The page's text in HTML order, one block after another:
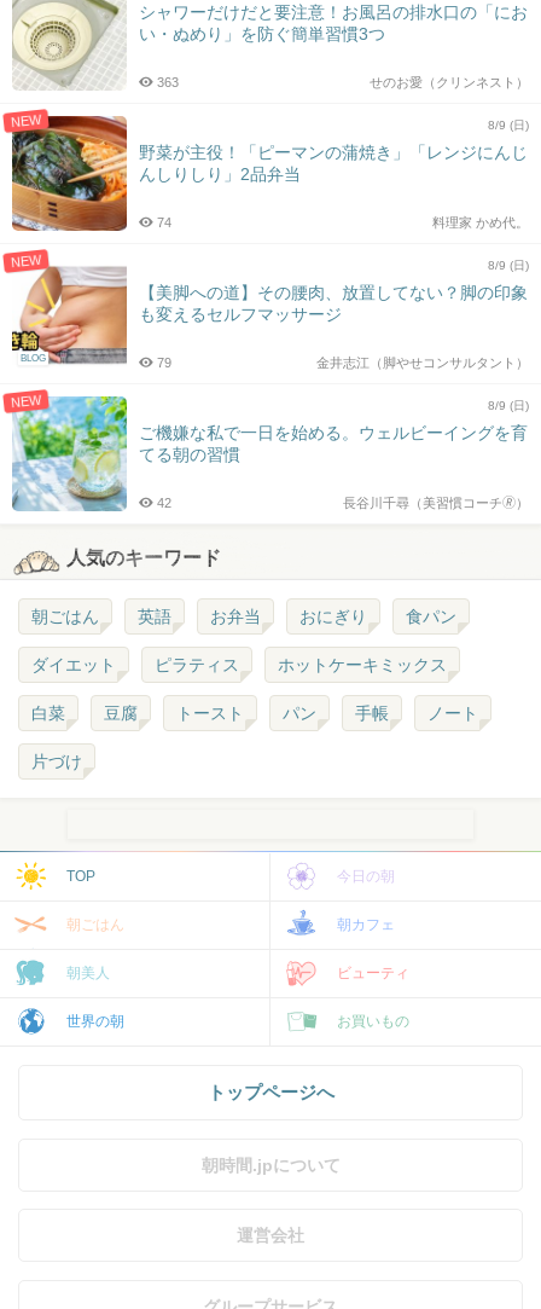
シャワーだけだと要注意！お風呂の排水口の「にお
い・ぬめり」を防ぐ簡単習慣3つ
せのお愛（クリンネスト）
363
NEW 8/9 (日)
野菜が主役！「ピーマンの蒲焼き」「レンジにんじ
んしりしり」2品弁当
料理家 かめ代。
74
NEW
BLOG
8/9 (日)
【美脚への道】その腰肉、放置してない？脚の印象
も変えるセルフマッサージ
金井志江（脚やせコンサルタント）
79
NEW 8/9 (日)
ご機嫌な私で一日を始める。ウェルビーイングを育
てる朝の習慣
長谷川千尋（美習慣コーチ🄬）
42
人気のキーワード
朝ごはん 英語 お弁当 おにぎり 食パン
ダイエット ピラティス ホットケーキミックス
白菜 豆腐 トースト パン 手帳 ノート
片づけ
TOP 今日の朝
朝ごはん 朝カフェ
朝美人 ビューティ
世界の朝 お買いもの
トップページへ
朝時間.jpについて
運営会社